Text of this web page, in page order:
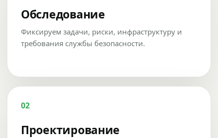
Обследование
Фиксируем задачи, риски, инфраструктуру и
требования службы безопасности.
02
Проектирование